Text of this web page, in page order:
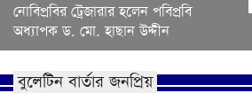
নোবিপ্রবির ট্রেজারার হলেন পবিপ্রবি
অধ্যাপক ড. মো. হাছান উদ্দীন
বুলেটিন বার্তার জনপ্রিয়